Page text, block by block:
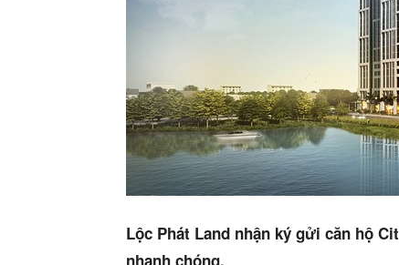
Lộc Phát Land nhận ký gửi căn hộ
nhanh chóng.